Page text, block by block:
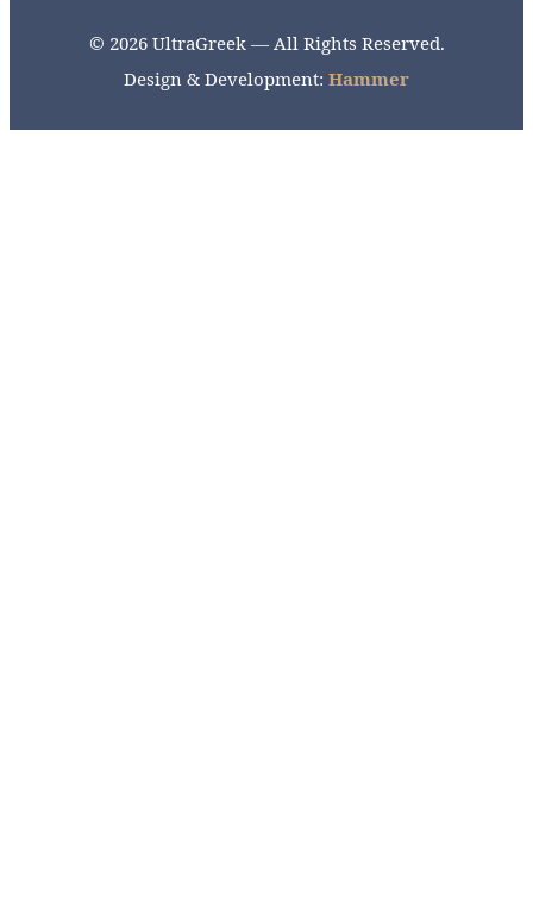
© 2026 UltraGreek — All Rights Reserved.
Design & Development: Hammer